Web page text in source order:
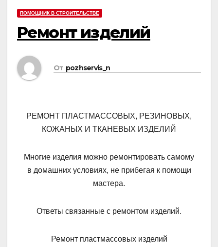
ПОМОЩНИК В СТРОИТЕЛЬСТВЕ
Ремонт изделий
От pozhservis_n
РЕМОНТ ПЛАСТМАССОВЫХ, РЕЗИНОВЫХ,
КОЖАНЫХ И ТКАНЕВЫХ ИЗДЕЛИЙ
Многие изделия можно ремонтировать самому
в домашних условиях, не прибегая к помощи
мастера.
Ответы связанные с ремонтом изделий.
Ремонт пластмассовых изделий